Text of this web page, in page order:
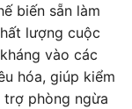
biến sẵn làm
lượng cuộc
vào các
hóa, giúp kiểm
phòng ngừa